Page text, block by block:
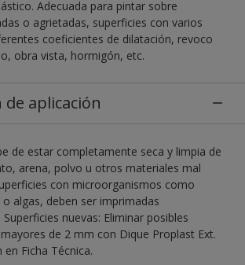
Adecuada para pintar sobre
o agrietadas, superficies con varios
coeficientes de dilatación, revoco
obra vista, hormigón, etc.
de aplicación
de estar completamente seca y limpia de
arena, polvo u otros materiales mal
con microorganismos como
algas, deben ser imprimadas
nuevas: Eliminar posibles
de 2 mm con Dique Proplast Ext.
Ficha Técnica.